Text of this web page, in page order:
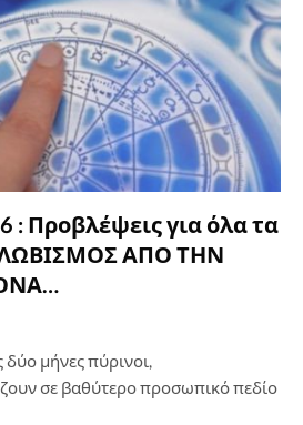
: Προβλέψεις για όλα τα
ΑΠΟ ΤΗΝ
δύο μήνες πύρινοι,
σε βαθύτερο προσωπικό πεδίο